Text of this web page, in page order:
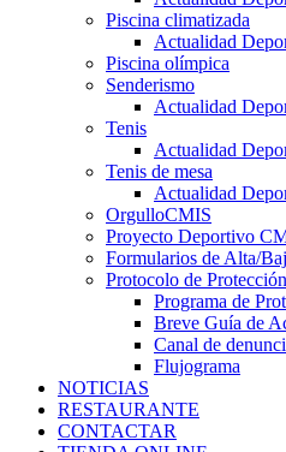
Piscina climatizada
Actualidad
Piscina olímpica
Senderismo
Actualidad
Tenis
Actualidad
Tenis de mesa
Actualidad
OrgulloCMIS
Proyecto Deportivo
Formularios de Alta/
Protocolo de
Programa de
Breve Guía de
Canal de
Flujograma
NOTICIAS
RESTAURANTE
CONTACTAR